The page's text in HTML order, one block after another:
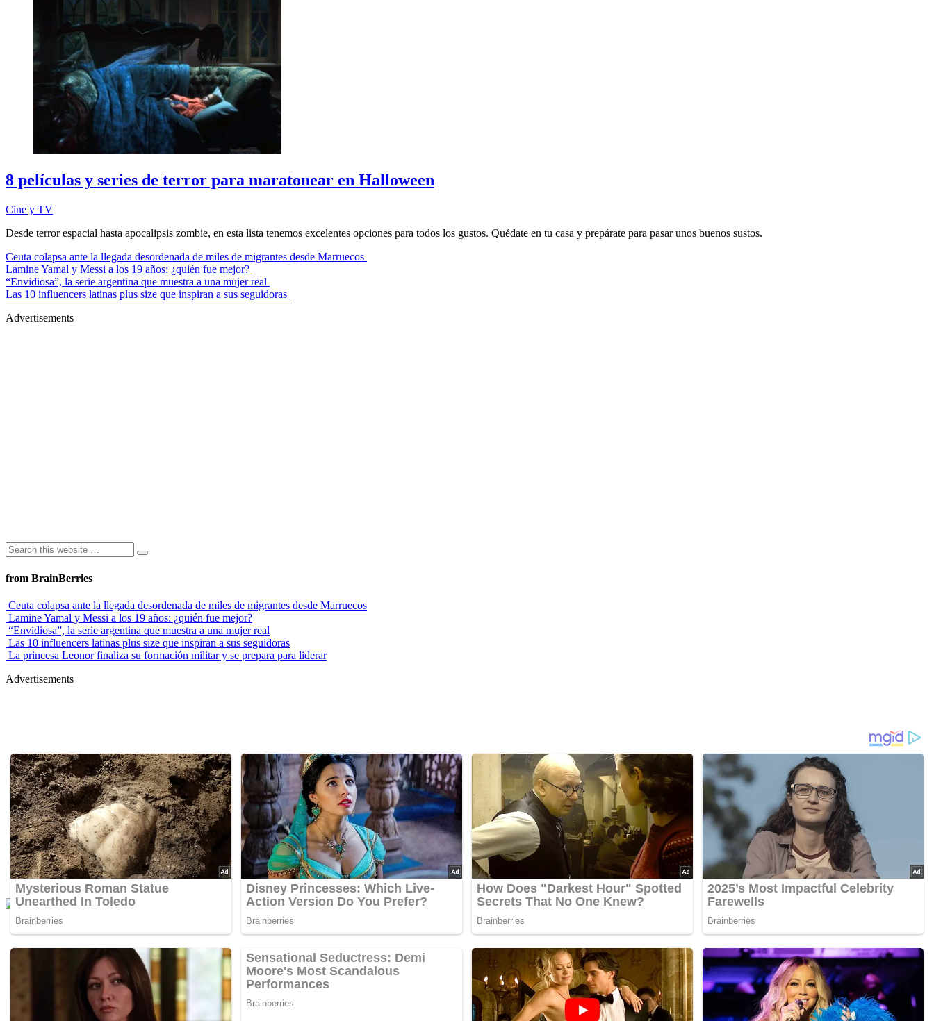
8 películas y series de terror para maratonear en Halloween
Cine y TV
Desde terror espacial hasta apocalipsis zombie, en esta lista tenemos excelentes opciones para todos los gustos. Quédate en tu casa y prepárate para pasar unos buenos sustos.
Ceuta colapsa ante la llegada desordenada de miles de migrantes desde Marruecos
Lamine Yamal y Messi a los 19 años: ¿quién fue mejor?
“Envidiosa”, la serie argentina que muestra a una mujer real
Las 10 influencers latinas plus size que inspiran a sus seguidoras
Advertisements
from BrainBerries
Ceuta colapsa ante la llegada desordenada de miles de migrantes desde Marruecos
Lamine Yamal y Messi a los 19 años: ¿quién fue mejor?
“Envidiosa”, la serie argentina que muestra a una mujer real
Las 10 influencers latinas plus size que inspiran a sus seguidoras
La princesa Leonor finaliza su formación militar y se prepara para liderar
Advertisements